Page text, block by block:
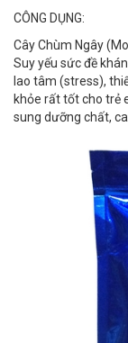
CÔNG DỤNG:
Cây Chùm Ngây
Suy yếu sức đề
lao tâm (stress),
khỏe rất tốt cho trẻ
sung dưỡng chất,